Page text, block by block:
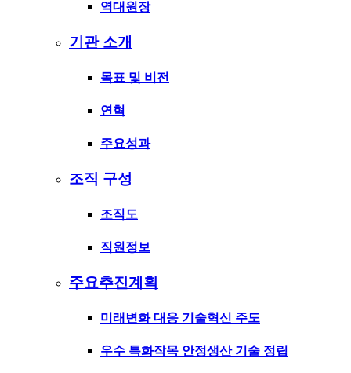
역대원장
기관 소개
목표 및 비전
연혁
주요성과
조직 구성
조직도
직원정보
주요추진계획
미래변화 대응 기술혁신 주도
우수 특화작목 안정생산 기술 정립